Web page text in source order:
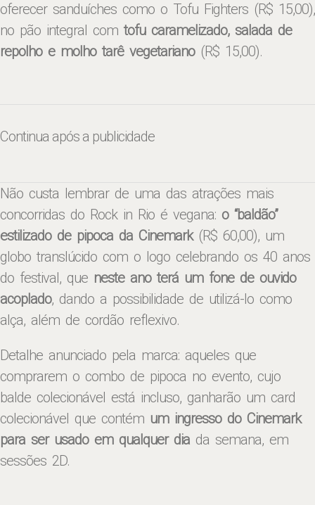
oferecer sanduíches como o Tofu Fighters (R$ 15,00),
no pão integral com tofu caramelizado, salada de
repolho e molho tarê vegetariano(R$ 15,00).
Continua após a publicidade
Não custa lembrar de uma das atrações mais
concorridas do Rock in Rio é vegana: o “baldão”
estilizado de pipoca da Cinemark(R$ 60,00), um
globo translúcido com o logo celebrando os 40 anos
do festival, que neste ano terá um fone de ouvido
acoplado, dando a possibilidade de utilizá-lo como
alça, além de cordão reflexivo.
Detalhe anunciado pela marca: aqueles que
comprarem o combo de pipoca no evento, cujo
balde colecionável está incluso, ganharão um card
colecionável que contém um ingresso do Cinemark
para ser usado em qualquer dia da semana, em
sessões 2D.